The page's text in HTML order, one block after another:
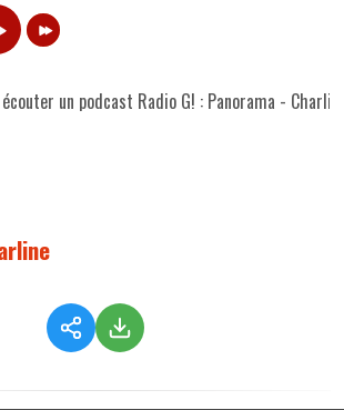
un podcast Radio G! : Panorama -